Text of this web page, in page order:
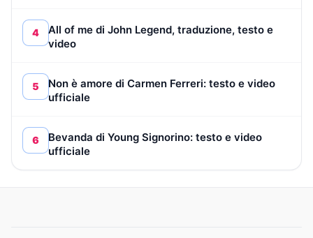
4
All of me di John Legend, traduzione, testo e
video
5
Non è amore di Carmen Ferreri: testo e video
ufficiale
6
Bevanda di Young Signorino: testo e video
ufficiale